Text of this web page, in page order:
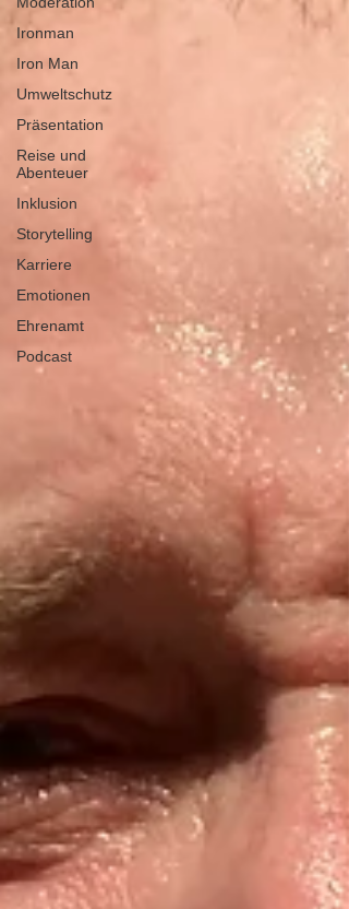
Ironman
Iron Man
Umweltschutz
Präsentation
Reise und
Abenteuer
Inklusion
Storytelling
Karriere
Emotionen
Ehrenamt
Podcast